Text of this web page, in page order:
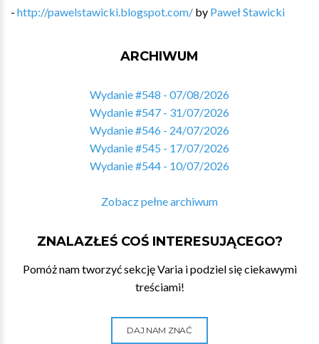
- http://pawelstawicki.blogspot.com/ by Paweł Stawicki
ARCHIWUM
Wydanie #548 - 07/08/2026
Wydanie #547 - 31/07/2026
Wydanie #546 - 24/07/2026
Wydanie #545 - 17/07/2026
Wydanie #544 - 10/07/2026
Zobacz pełne archiwum
ZNALAZŁEŚ COŚ INTERESUJĄCEGO?
Pomóż nam tworzyć sekcję Varia i podziel się ciekawymi
treściami!
DAJ NAM ZNAĆ